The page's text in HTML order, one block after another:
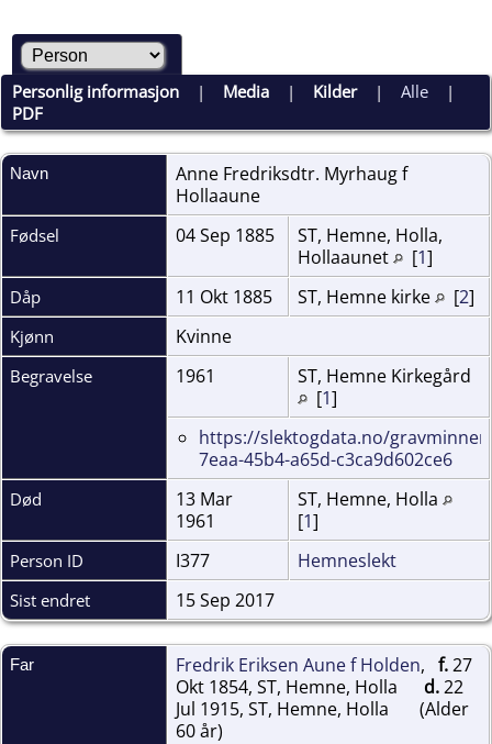
Personlig informasjon | Media | Kilder|Alle |
PDF
Navn
Anne Fredriksdtr. Myrhaug f
Hollaaune
Fødsel 04 Sep 1885
ST, Hemne, Holla,
Hollaaunet
[1]
Dåp 11 Okt 1885 ST, Hemne kirke [2]
Kjønn Kvinne
Begravelse 1961
ST, Hemne Kirkegård
[1]
https://slektogdata.no/
7eaa-45b4-a65d-c3ca9d602ce6
Død
13 Mar
1961
ST, Hemne, Holla
[1]
Person ID I377 Hemneslekt
Sist endret 15 Sep 2017
Far Fredrik Eriksen Aune f Holden, f.27
Okt 1854, ST, Hemne, Holla
d.22
Jul 1915, ST, Hemne, Holla
(Alder
60 år)